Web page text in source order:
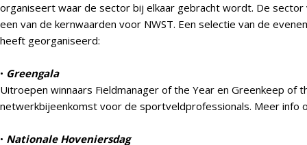
organiseert waar de sector bij elkaar gebracht wordt. De sector
een van de kernwaarden voor NWST. Een selectie van de
heeft georganiseerd:
• Greengala
Uitroepen winnaars Fieldmanager of the Year en Greenkeep of
netwerkbijeenkomst voor de sportveldprofessionals. Meer info
• Nationale Hoveniersdag